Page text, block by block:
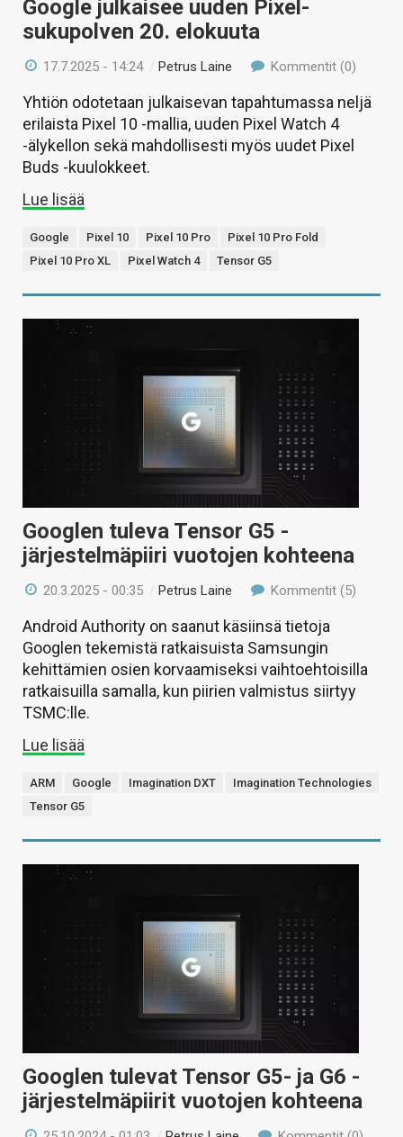
Google julkaisee uuden Pixel-
sukupolven 20. elokuuta
17.7.2025 - 14:24 /Petrus Laine Kommentit (0)
Yhtiön odotetaan julkaisevan tapahtumassa neljä
erilaista Pixel 10 -mallia, uuden Pixel Watch 4
-älykellon sekä mahdollisesti myös uudet Pixel
Buds -kuulokkeet.
Lue lisää
Google Pixel 10 Pixel 10 Pro
Pixel 10 Pro Fold
Pixel 10 Pro XL
Pixel Watch 4 Tensor G5
Googlen tuleva Tensor G5 -
järjestelmäpiiri vuotojen kohteena
20.3.2025 - 00:35 /Petrus Laine Kommentit (5)
Android Authority on saanut käsiinsä tietoja
Googlen tekemistä ratkaisuista Samsungin
kehittämien osien korvaamiseksi vaihtoehtoisilla
ratkaisuilla samalla, kun piirien valmistus siirtyy
TSMC:lle.
Lue lisää
ARM Google Imagination DXT
Imagination Technologies
Tensor G5
Googlen tulevat Tensor G5- ja G6 -
järjestelmäpiirit vuotojen kohteena